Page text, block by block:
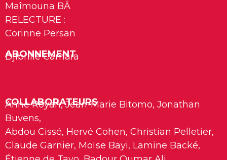
Maîmouna BÂ
RELECTURE :
Corinne Persan
ABONNEMENT
Djibrille Camara
COLLABORATEURS
Anne Royan, Jean-Marie Bitomo, Jonathan
Buvens,
Abdou Cissé, Hervé Cohen, Christian Pelletier,
Claude Garnier, Moïse Bayi, Lamine Backé,